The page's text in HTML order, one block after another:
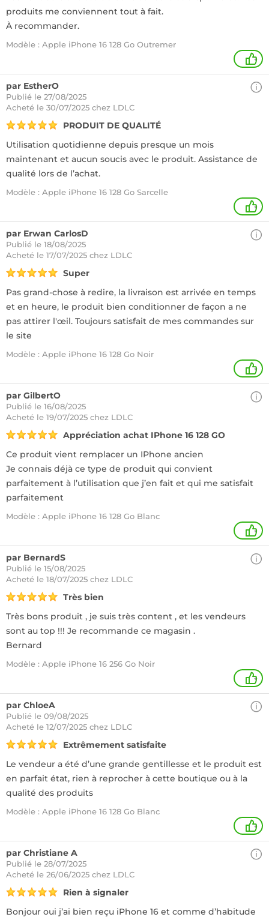
produits me conviennent tout à fait.
À recommander.
Modèle : Apple iPhone 16 128 Go Outremer
+
par EstherO
Publié le 27/08/2025
Acheté le 30/07/2025 chez LDLC
PRODUIT DE QUALITÉ
Utilisation quotidienne depuis presque un mois
maintenant et aucun soucis avec le produit. Assistance de
qualité lors de l’achat.
Modèle : Apple iPhone 16 128 Go Sarcelle
+
par Erwan CarlosD
Publié le 18/08/2025
Acheté le 17/07/2025 chez LDLC
Super
Pas grand-chose à redire, la livraison est arrivée en temps
et en heure, le produit bien conditionner de façon a ne
pas attirer l'œil. Toujours satisfait de mes commandes sur
le site
Modèle : Apple iPhone 16 128 Go Noir
+
par GilbertO
Publié le 16/08/2025
Acheté le 19/07/2025 chez LDLC
Appréciation achat IPhone 16 128 GO
Ce produit vient remplacer un IPhone ancien
Je connais déjà ce type de produit qui convient
parfaitement à l’utilisation que j’en fait et qui me satisfait
parfaitement
Modèle : Apple iPhone 16 128 Go Blanc
+
par BernardS
Publié le 15/08/2025
Acheté le 18/07/2025 chez LDLC
Très bien
Très bons produit , je suis très content , et les vendeurs
sont au top !!! Je recommande ce magasin .
Bernard
Modèle : Apple iPhone 16 256 Go Noir
+
par ChloeA
Publié le 09/08/2025
Acheté le 12/07/2025 chez LDLC
Extrêmement satisfaite
Le vendeur a été d’une grande gentillesse et le produit est
en parfait état, rien à reprocher à cette boutique ou à la
qualité des produits
Modèle : Apple iPhone 16 128 Go Blanc
+
par Christiane A
Publié le 28/07/2025
Acheté le 26/06/2025 chez LDLC
Rien à signaler
Bonjour oui j’ai bien reçu iPhone 16 et comme d’habitude